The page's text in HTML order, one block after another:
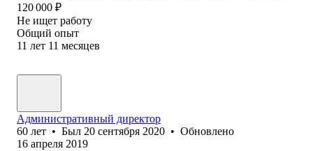
120 000 ₽
Не ищет работу
Общий опыт
11 лет 11 месяцев
Административный директор
60 лет • Был 20 сентября 2020 • Обновлено
16 апреля 2019